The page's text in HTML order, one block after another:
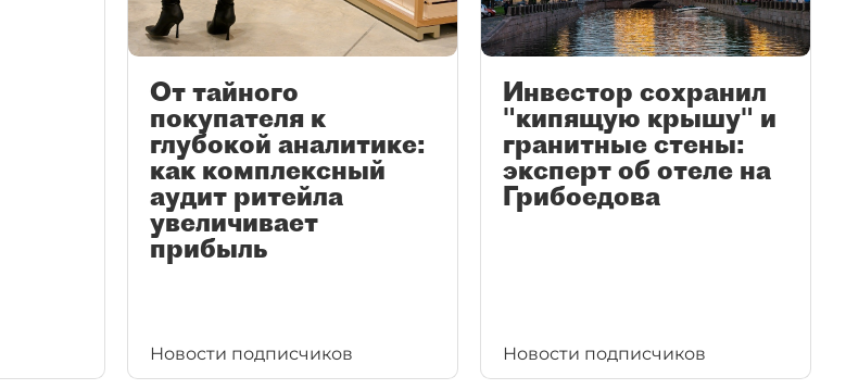
От тайного
покупателя к
глубокой аналитике:
как комплексный
аудит ритейла
увеличивает
прибыль
Новости подписчиков
Инвестор сохранил
"кипящую крышу" и
гранитные стены:
эксперт об отеле на
Грибоедова
Новости подписчиков